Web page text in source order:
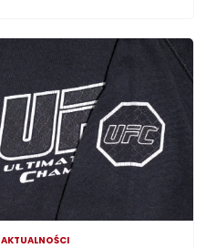
AKTUALNOŚCI